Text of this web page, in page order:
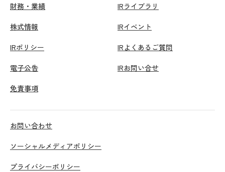
財務・業績 IRライブラリ
株式情報 IRイベント
IRポリシー IRよくあるご質問
電子公告 IRお問い合せ
免責事項
お問い合わせ
ソーシャルメディアポリシー
プライバシーポリシー